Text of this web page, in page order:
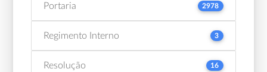
Portaria 2978
Regimento Interno 3
Resolução 16